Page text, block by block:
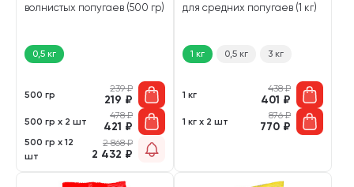
волнистых попугаев (500 гр)
0,5 кг
500 гр
239₽
219 ₽
500 гр х 2 шт
478₽
421 ₽
500 гр х 12
шт
2 868₽
2 432 ₽
для средних попугаев (1 кг)
1 кг 0,5 кг 3 кг
1 кг
438₽
401 ₽
1 кг х 2 шт
876₽
770 ₽